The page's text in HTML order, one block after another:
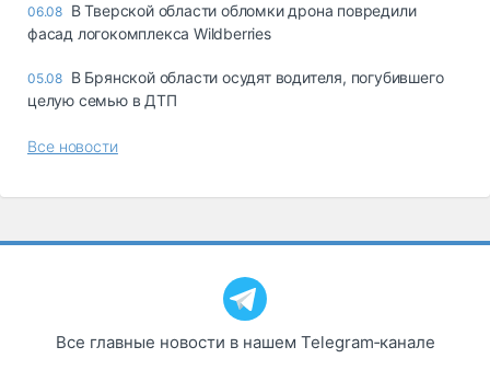
06.08 В Тверской области обломки дрона повредили
фасад логокомплекса Wildberries
05.08 В Брянской области осудят водителя, погубившего
целую семью в ДТП
Все новости
Все главные новости в нашем Telegram‑канале